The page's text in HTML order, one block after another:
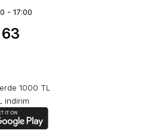
- 17:00
1000 TL
indirim